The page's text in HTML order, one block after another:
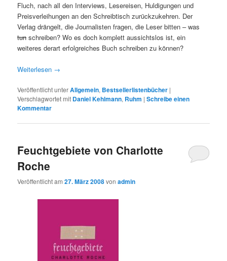
Fluch, nach all den Interviews, Lesereisen, Huldigungen und
Preisverleihungen an den Schreibtisch zurückzukehren. Der
Verlag drängelt, die Journalisten fragen, die Leser bitten – was
tun schreiben? Wo es doch komplett aussichtslos ist, ein
weiteres derart erfolgreiches Buch schreiben zu können?
Weiterlesen →
Veröffentlicht unterAllgemein, Bestsellerlistenbücher |
Verschlagwortet mit Daniel Kehlmann, Ruhm |Schreibe einen
Kommentar
Feuchtgebiete von Charlotte
Roche
Veröffentlicht am27. März 2008vonadmin